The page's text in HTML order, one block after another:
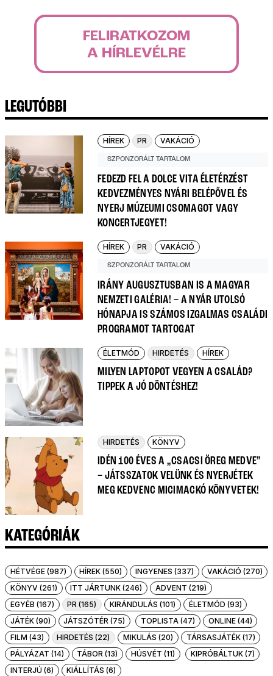
FELIRATKOZOM
A HÍRLEVÉLRE
LEGUTÓBBI
HÍREK PR VAKÁCIÓ
SZPONZORÁLT TARTALOM
FEDEZD FEL A DOLCE VITA ÉLETÉRZÉST
KEDVEZMÉNYES NYÁRI BELÉPŐVEL ÉS
NYERJ MÚZEUMI CSOMAGOT VAGY
KONCERTJEGYET!
HÍREK PR VAKÁCIÓ
SZPONZORÁLT TARTALOM
IRÁNY AUGUSZTUSBAN IS A MAGYAR
NEMZETI GALÉRIA! – A NYÁR UTOLSÓ
HÓNAPJA IS SZÁMOS IZGALMAS CSALÁDI
PROGRAMOT TARTOGAT
ÉLETMÓD HIRDETÉS HÍREK
MILYEN LAPTOPOT VEGYEN A CSALÁD?
TIPPEK A JÓ DÖNTÉSHEZ!
HIRDETÉS KÖNYV
IDÉN 100 ÉVES A „CSACSI ÖREG MEDVE”
– JÁTSSZATOK VELÜNK ÉS NYERJÉTEK
MEG KEDVENC MICIMACKÓ KÖNYVETEK!
KATEGÓRIÁK
HÉTVÉGE (987) HÍREK (550) INGYENES (337)
VAKÁCIÓ (270)
KÖNYV (261)
ITT JÁRTUNK (246)
ADVENT (219)
EGYÉB (167)
PR (165) KIRÁNDULÁS (101)
ÉLETMÓD (93)
JÁTÉK (90)
JÁTSZÓTÉR (75) TOPLISTA (47)
ONLINE (44)
FILM (43)
HIRDETÉS (22) MIKULÁS (20)
TÁRSASJÁTÉK (17)
PÁLYÁZAT (14)
TÁBOR (13) HÚSVÉT (11)
KIPRÓBÁLTUK (7)
INTERJÚ (6)
KIÁLLÍTÁS (6)